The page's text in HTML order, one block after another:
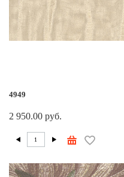
4949
2 950.00 руб.